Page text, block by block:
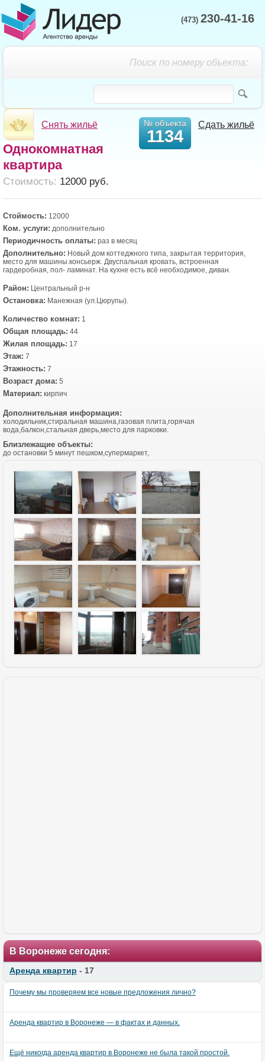
(473) 230-41-16
Поиск по номеру объекта:
Снять жильё Сдать жильё
№ объекта
1134
Однокомнатная
квартира
Cтоимость: 12000 руб.
Стоймость: 12000
Ком. услуги: дополнительно
Периодичность оплаты: раз в месяц
Дополнительно: Новый дом коттеджного типа, закрытая территория,
место для машины.консьерж. Двуспальная кровать, встроенная
гардеробная, пол- ламинат. На кухне есть всё необходимое, диван.
Район: Центральный р-н
Остановка: Манежная (ул.Цюрупы).
Количество комнат: 1
Общая площадь: 44
Жилая площадь: 17
Этаж: 7
Этажность: 7
Возраст дома: 5
Материал: кирпич
Дополнительная информация:
холодильник,стиральная машина,газовая плита,горячая
вода,балкон,стальная дверь,место для парковки.
Близлежащие объекты:
до остановки 5 минут пешком,супермаркет,
В Воронеже сегодня:
Аренда квартир - 17
Почему мы проверяем все новые предложения лично?
Аренда квартир в Воронеже — в фактах и данных.
Ещё никогда аренда квартир в Воронеже не была такой простой.